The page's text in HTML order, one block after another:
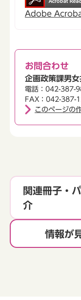
Adobe
お問合わせ
企画政策課男
電話：042-387-
FAX：042-387-
このページの
関連冊子・
介
情報が